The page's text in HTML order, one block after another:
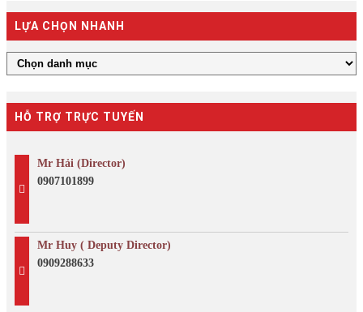
LỰA CHỌN NHANH
HỖ TRỢ TRỰC TUYẾN
Mr Hải (Director)
0907101899
Mr Huy ( Deputy Director)
0909288633